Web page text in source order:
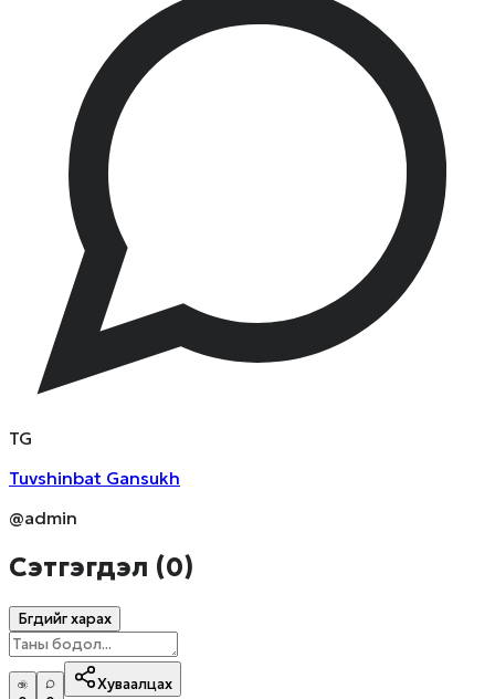
TG
Tuvshinbat Gansukh
@admin
Сэтгэгдэл (0)
Бүгдийг харах
Хуваалцах